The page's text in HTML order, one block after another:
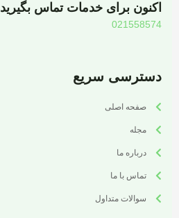
اکنون برای خدمات تماس بگیرید
021558574
دسترسی سریع
صفحه اصلی
مجله
درباره ما
تماس با ما
سوالات متداول